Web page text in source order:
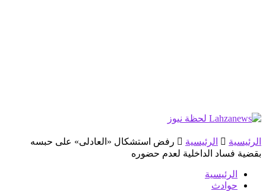
الرئيسية الرئيسية
رفض استشكال «العادلى» على حبسه
بقضية فساد الداخلية لعدم حضوره
الرئيسية
حوادث